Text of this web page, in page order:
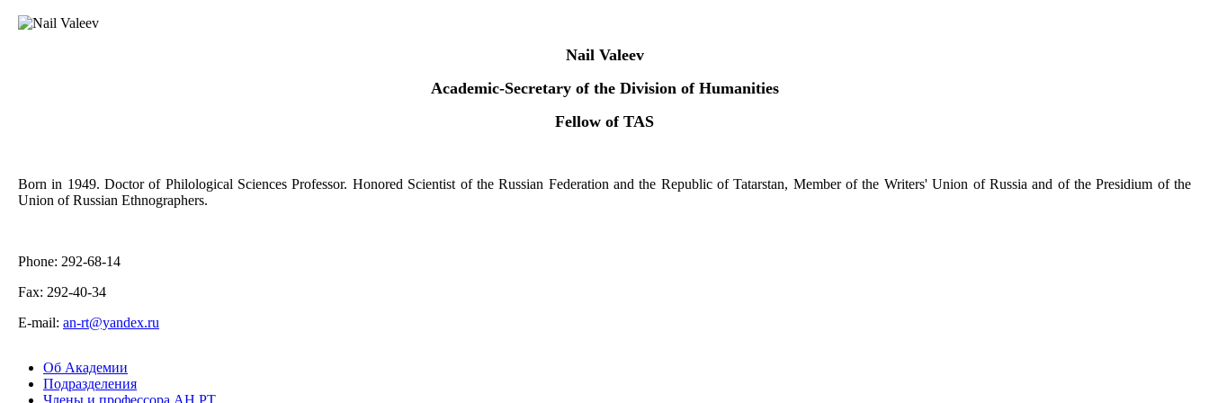
Nail Valeev
Academic-Secretary of the Division of Humanities
Fellow of TAS
Born in 1949. Doctor of Philological Sciences Professor. Honored Scientist of the Russian Federation and the Republic of Tatarstan, Member of the Writers' Union of Russia and of the Presidium of the
Union of Russian Ethnographers.
Phone: 292-68-14
Fax: 292-40-34
E-mail: an-rt@yandex.ru
Об Академии
Подразделения
Члены и профессора АН РТ